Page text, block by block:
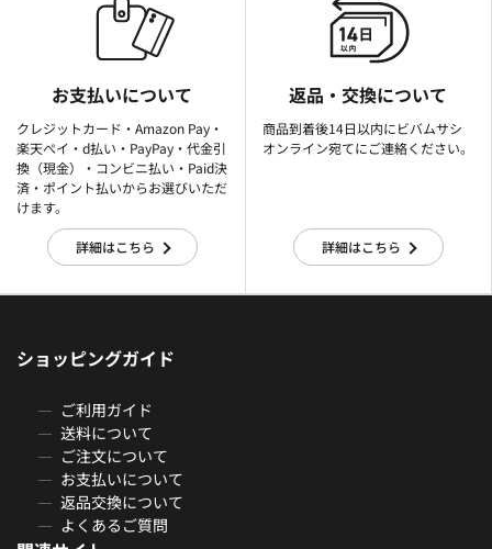
お支払いについて
クレジットカード・Amazon Pay・
楽天ぺイ・d払い・PayPay・代金引
換（現金）・コンビニ払い・Paid決
済・ポイント払いからお選びいただ
けます。
詳細はこちら
返品・交換について
商品到着後14日以内にビバムサシ
オンライン宛てにご連絡ください。
詳細はこちら
ショッピングガイド
ご利用ガイド
送料について
ご注文について
お支払いについて
返品交換について
よくあるご質問